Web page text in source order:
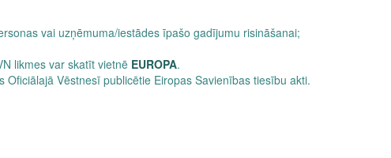
vai uzņēmuma/iestādes īpašo gadījumu risināšanai;
likmes var skatīt vietnē EUROPA.
Vēstnesī publicētie Eiropas Savienības tiesību akti.